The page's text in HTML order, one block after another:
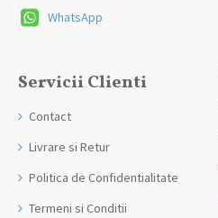
WhatsApp
Servicii Clienti
Contact
Livrare si Retur
Politica de Confidentialitate
Termeni si Conditii